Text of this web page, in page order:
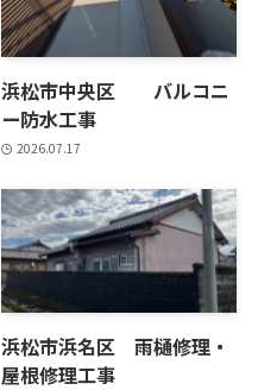
浜松市中央区 バルコニ
ー防水工事
2026.07.17
浜松市浜名区 雨樋修理・
屋根修理工事